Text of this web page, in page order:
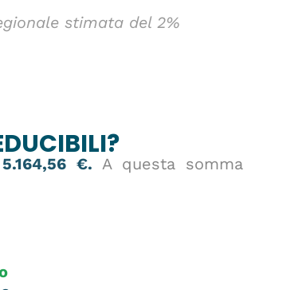
stimata del 2%
5.164,56 €. A questa somma